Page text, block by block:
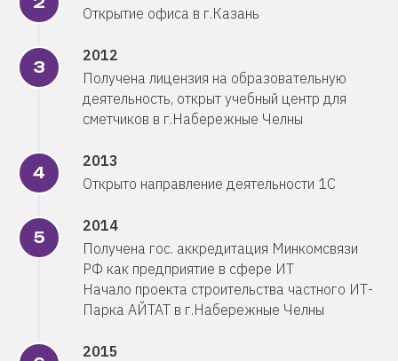
Открытие офиса в г.Казань
2012
Получена лицензия на образовательную
деятельность, открыт учебный центр для
сметчиков в г.Набережные Челны
2013
Открыто направление деятельности 1С
2014
Получена гос. аккредитация Минкомсвязи
РФ как предприятие в сфере ИТ
Начало проекта строительства частного ИТ-
Парка АЙТАТ в г.Набережные Челны
2015